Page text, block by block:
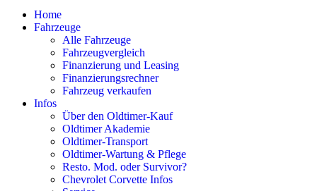
Home
Fahrzeuge
Alle Fahrzeuge
Fahrzeugvergleich
Finanzierung und Leasing
Finanzierungsrechner
Fahrzeug verkaufen
Infos
Über den Oldtimer-Kauf
Oldtimer Akademie
Oldtimer-Transport
Oldtimer-Wartung & Pflege
Resto. Mod. oder Survivor?
Chevrolet Corvette Infos